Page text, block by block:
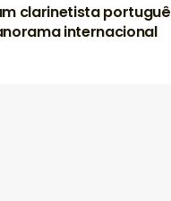
clarinetista
internacional